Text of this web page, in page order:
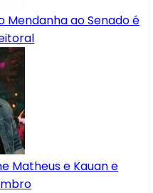
Mendanha ao Senado é
Matheus e Kauan e